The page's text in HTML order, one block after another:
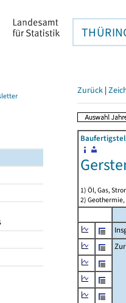
Zurück |
1) Öl, Gas,
2)